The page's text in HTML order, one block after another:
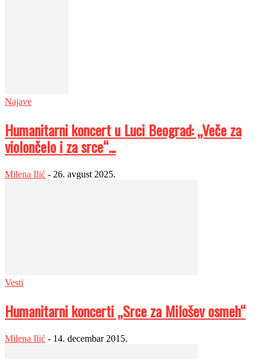
Najave
Humanitarni koncert u Luci Beograd: „Veče za
violončelo i za srce“...
Milena Ilić - 26. avgust 2025.
Vesti
Humanitarni koncerti „Srce za Milošev osmeh“
Milena Ilić - 14. decembar 2015.